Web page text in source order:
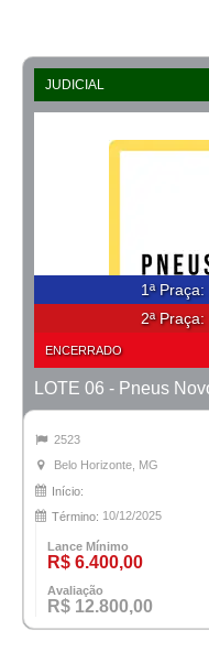
JUDICIAL
1ª Praça:
2ª Praça:
ENCERRADO
2523
Belo Horizonte, MG
Início:
Término: 10/12/2025
Lance Mínimo
R$ 6.400,00
Avaliação
R$ 12.800,00